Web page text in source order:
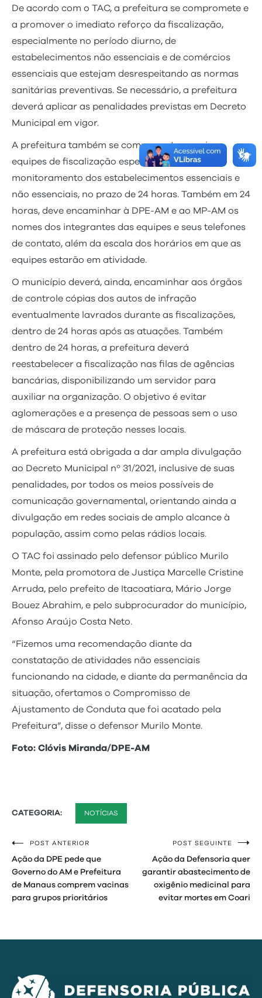
De acordo com o TAC, a prefeitura se compromete e
a promover o imediato reforço da fiscalização,
especialmente no período diurno, de
estabelecimentos não essenciais e de comércios
essenciais que estejam desrespeitando as normas
sanitárias preventivas. Se necessário, a prefeitura
deverá aplicar as penalidades previstas em Decreto
Municipal em vigor.
A prefeitura também se comprometeu a criar
equipes de fiscalização específicas para o
monitoramento dos estabelecimentos essenciais e
não essenciais, no prazo de 24 horas. Também em 24
horas, deve encaminhar à DPE-AM e ao MP-AM os
nomes dos integrantes das equipes e seus telefones
de contato, além da escala dos horários em que as
equipes estarão em atividade.
O município deverá, ainda, encaminhar aos órgãos
de controle cópias dos autos de infração
eventualmente lavrados durante as fiscalizações,
dentro de 24 horas após as atuações. Também
dentro de 24 horas, a prefeitura deverá
reestabelecer a fiscalização nas filas de agências
bancárias, disponibilizando um servidor para
auxiliar na organização. O objetivo é evitar
aglomerações e a presença de pessoas sem o uso
de máscara de proteção nesses locais.
A prefeitura está obrigada a dar ampla divulgação
ao Decreto Municipal nº 31/2021, inclusive de suas
penalidades, por todos os meios possíveis de
comunicação governamental, orientando ainda a
divulgação em redes sociais de amplo alcance à
população, assim como pelas rádios locais.
O TAC foi assinado pelo defensor público Murilo
Monte, pela promotora de Justiça Marcelle Cristine
Arruda, pelo prefeito de Itacoatiara, Mário Jorge
Bouez Abrahim, e pelo subprocurador do município,
Afonso Araújo Costa Neto.
“Fizemos uma recomendação diante da
constatação de atividades não essenciais
funcionando na cidade, e diante da permanência da
situação, ofertamos o Compromisso de
Ajustamento de Conduta que foi acatado pela
Prefeitura”, disse o defensor Murilo Monte.
Foto: Clóvis Miranda/DPE-AM
CATEGORIA: NOTÍCIAS
Navegação
de
Post
POST ANTERIOR
Ação da DPE pede que
Governo do AM e Prefeitura
de Manaus comprem vacinas
para grupos prioritários
POST SEGUINTE
Ação da Defensoria quer
garantir abastecimento de
oxigênio medicinal para
evitar mortes em Coari